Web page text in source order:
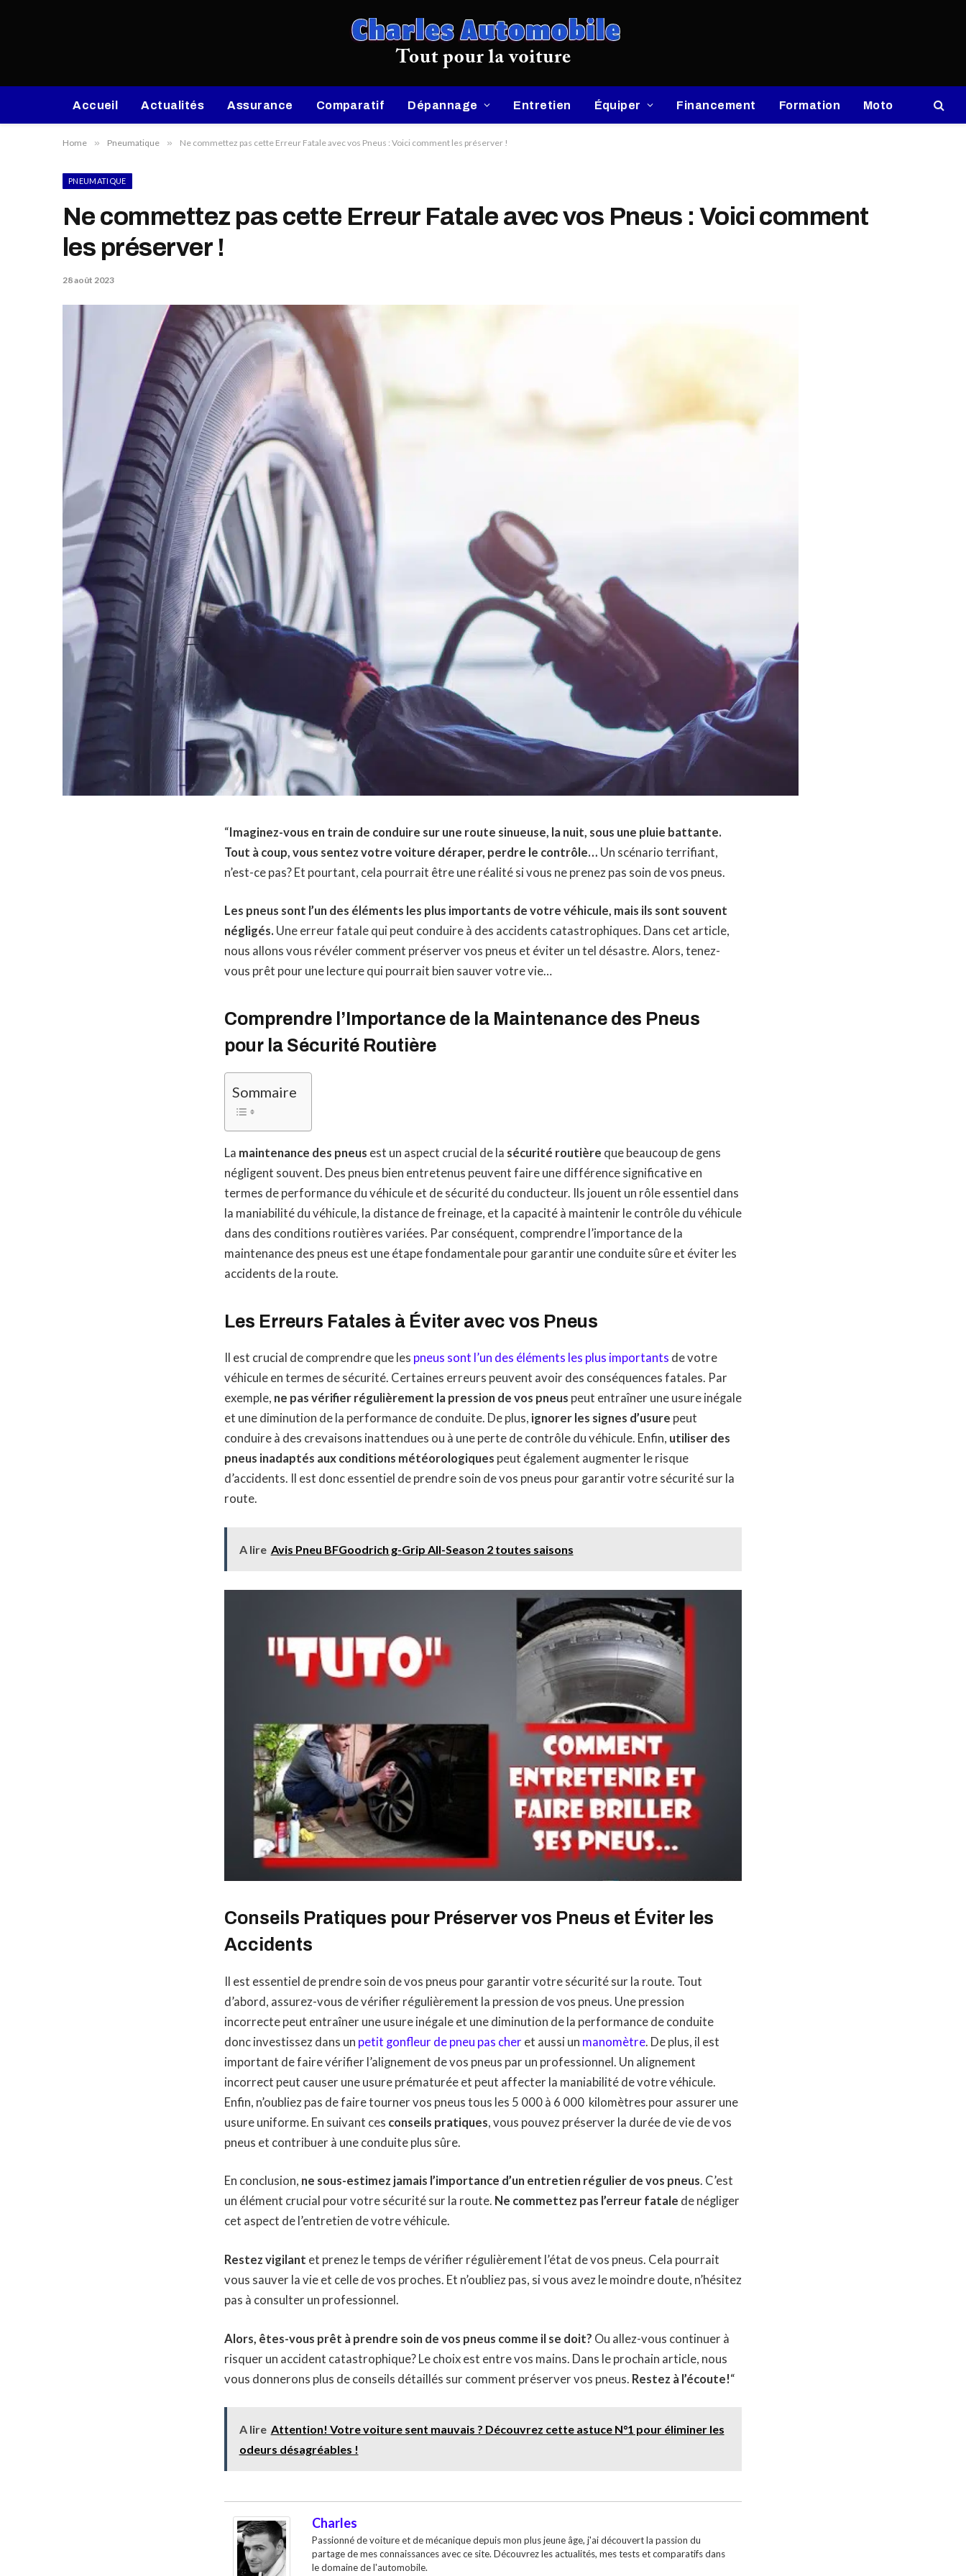
Accueil Actualités Assurance Comparatif Dépannage Entretien Équiper Financement Formation Moto
Home » Pneumatique » Ne commettez pas cette Erreur Fatale avec vos Pneus : Voici comment les préserver !
PNEUMATIQUE
Ne commettez pas cette Erreur Fatale avec vos Pneus : Voici comment
les préserver !
28 août 2023
“Imaginez-vous en train de conduire sur une route sinueuse, la nuit, sous une pluie battante.
Tout à coup, vous sentez votre voiture déraper, perdre le contrôle… Un scénario terrifiant,
n’est-ce pas? Et pourtant, cela pourrait être une réalité si vous ne prenez pas soin de vos pneus.
Les pneus sont l’un des éléments les plus importants de votre véhicule, mais ils sont souvent
négligés. Une erreur fatale qui peut conduire à des accidents catastrophiques. Dans cet article,
nous allons vous révéler comment préserver vos pneus et éviter un tel désastre. Alors, tenez-
vous prêt pour une lecture qui pourrait bien sauver votre vie…
Comprendre l’Importance de la Maintenance des Pneus
pour la Sécurité Routière
Sommaire
La maintenance des pneus est un aspect crucial de la sécurité routière que beaucoup de gens
négligent souvent. Des pneus bien entretenus peuvent faire une différence significative en
termes de performance du véhicule et de sécurité du conducteur. Ils jouent un rôle essentiel dans
la maniabilité du véhicule, la distance de freinage, et la capacité à maintenir le contrôle du véhicule
dans des conditions routières variées. Par conséquent, comprendre l’importance de la
maintenance des pneus est une étape fondamentale pour garantir une conduite sûre et éviter les
accidents de la route.
Les Erreurs Fatales à Éviter avec vos Pneus
Il est crucial de comprendre que les pneus sont l’un des éléments les plus importants de votre
véhicule en termes de sécurité. Certaines erreurs peuvent avoir des conséquences fatales. Par
exemple, ne pas vérifier régulièrement la pression de vos pneus peut entraîner une usure inégale
et une diminution de la performance de conduite. De plus, ignorer les signes d’usure peut
conduire à des crevaisons inattendues ou à une perte de contrôle du véhicule. Enfin, utiliser des
pneus inadaptés aux conditions météorologiques peut également augmenter le risque
d’accidents. Il est donc essentiel de prendre soin de vos pneus pour garantir votre sécurité sur la
route.
A lire Avis Pneu BFGoodrich g-Grip All-Season 2 toutes saisons
Conseils Pratiques pour Préserver vos Pneus et Éviter les
Accidents
Il est essentiel de prendre soin de vos pneus pour garantir votre sécurité sur la route. Tout
d’abord, assurez-vous de vérifier régulièrement la pression de vos pneus. Une pression
incorrecte peut entraîner une usure inégale et une diminution de la performance de conduite
donc investissez dans un petit gonfleur de pneu pas cher et aussi un manomètre. De plus, il est
important de faire vérifier l’alignement de vos pneus par un professionnel. Un alignement
incorrect peut causer une usure prématurée et peut affecter la maniabilité de votre véhicule.
Enfin, n’oubliez pas de faire tourner vos pneus tous les 5 000 à 6 000 kilomètres pour assurer une
usure uniforme. En suivant ces conseils pratiques, vous pouvez préserver la durée de vie de vos
pneus et contribuer à une conduite plus sûre.
En conclusion, ne sous-estimez jamais l’importance d’un entretien régulier de vos pneus. C’est
un élément crucial pour votre sécurité sur la route. Ne commettez pas l’erreur fatale de négliger
cet aspect de l’entretien de votre véhicule.
Restez vigilant et prenez le temps de vérifier régulièrement l’état de vos pneus. Cela pourrait
vous sauver la vie et celle de vos proches. Et n’oubliez pas, si vous avez le moindre doute, n’hésitez
pas à consulter un professionnel.
Alors, êtes-vous prêt à prendre soin de vos pneus comme il se doit? Ou allez-vous continuer à
risquer un accident catastrophique? Le choix est entre vos mains. Dans le prochain article, nous
vous donnerons plus de conseils détaillés sur comment préserver vos pneus. Restez à l’écoute!“
A lire Attention! Votre voiture sent mauvais ? Découvrez cette astuce N°1 pour éliminer les
odeurs désagréables !
Charles
Passionné de voiture et de mécanique depuis mon plus jeune âge, j'ai découvert la passion du
partage de mes connaissances avec ce site. Découvrez les actualités, mes tests et comparatifs dans
le domaine de l'automobile.